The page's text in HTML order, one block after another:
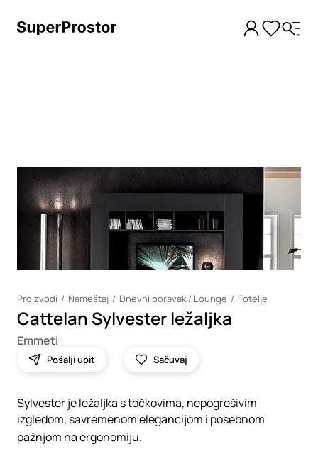
Proizvodi Nameštaj Dnevni boravak / Lounge Fotelje
Cattelan Sylvester ležaljka
Emmeti
Pošalji upit Sačuvaj
Sylvester je ležaljka s točkovima, nepogrešivim
izgledom, savremenom elegancijom i posebnom
pažnjom na ergonomiju.